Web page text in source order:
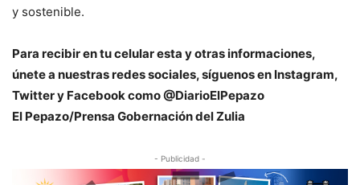
y sostenible.
Para recibir en tu celular esta y otras informaciones,
únete a nuestras redes sociales, síguenos en Instagram,
Twitter y Facebook como @DiarioElPepazo
El Pepazo/Prensa Gobernación del Zulia
- Publicidad -